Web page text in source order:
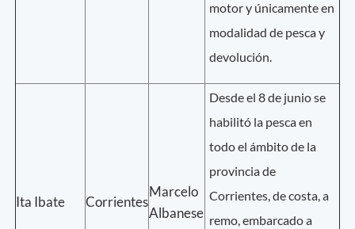
motor y únicamente en
modalidad de pesca y
devolución.
Ita Ibate Corrientes
Marcelo
Albanese
Desde el 8 de junio se
habilitó la pesca en
todo el ámbito de la
provincia de
Corrientes, de costa, a
remo, embarcado a